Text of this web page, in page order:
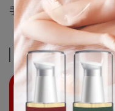
手圍約16CM+
運送方式